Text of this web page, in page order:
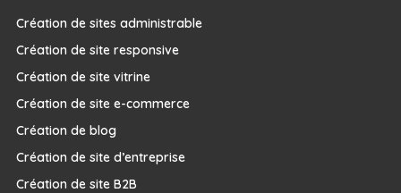
Création de sites administrable
Création de site responsive
Création de site vitrine
Création de site e-commerce
Création de blog
Création de site d’entreprise
Création de site B2B